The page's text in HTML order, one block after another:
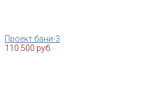
Проект бани-3
110 500 руб.